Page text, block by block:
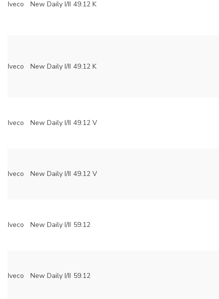
Iveco New Daily I/II 49.12 K
Iveco New Daily I/II 49.12 K
Iveco New Daily I/II 49.12 V
Iveco New Daily I/II 49.12 V
Iveco New Daily I/II 59.12
Iveco New Daily I/II 59.12